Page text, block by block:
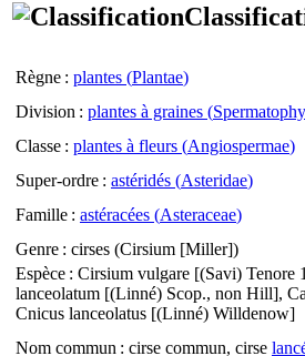
Règne : plantes (Plantae)
Division : plantes à graines (
Classe : plantes à fleurs (Angiospermae)
Super-ordre : astéridés (Asteridae)
Famille : astéracées (Asteraceae)
Genre : cirses (Cirsium [Miller])
Espèce : Cirsium vulgare [(Savi) Tenore
lanceolatum [(Linné) Scop., non Hill],
Cnicus lanceolatus [(Linné) Willdenow]
Nom commun : cirse commun, cirse